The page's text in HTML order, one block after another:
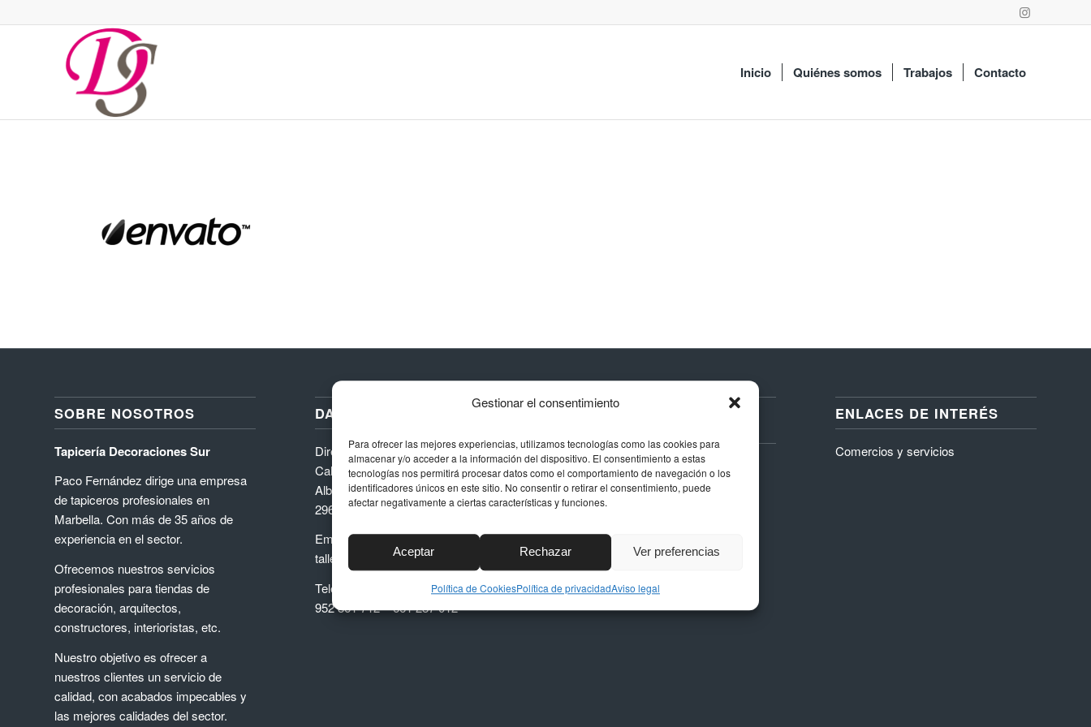
Gestionar el consentimiento
Para ofrecer las mejores experiencias, utilizamos tecnologías como las cookies para
almacenar y/o acceder a la información del dispositivo. El consentimiento a estas
tecnologías nos permitirá procesar datos como el comportamiento de navegación o los
identificadores únicos en este sitio. No consentir o retirar el consentimiento, puede
afectar negativamente a ciertas características y funciones.
Aceptar Rechazar Ver preferencias
Política de CookiesPolítica de privacidadAviso legal
Inicio Quiénes somos Trabajos Contacto
SOBRE NOSOTROS
Tapicería Decoraciones Sur
Paco Fernández dirige una empresa
de tapiceros profesionales en
Marbella. Con más de 35 años de
experiencia en el sector.
Ofrecemos nuestros servicios
profesionales para tiendas de
decoración, arquitectos,
constructores, interioristas, etc.
Nuestro objetivo es ofrecer a
nuestros clientes un servicio de
calidad, con acabados impecables y
las mejores calidades del sector.
DATOS DE CONTACTO
Dirección
Calle Níquel, 24, Polígono La
Albarizas,
29603, Marbella (Málaga)
Email
taller@dstapiceria.com
Teléfono
952 861 712 – 661 287 012
TAPICERÍA
Contacto
Aviso legal
Política de Cookies (EU)
ENLACES DE INTERÉS
Comercios y servicios